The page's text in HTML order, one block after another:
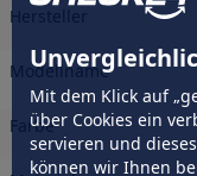
Mit dem Klick auf
über Cookies ein
servieren und
können wir Ihnen
Hersteller
Modellname
Farbe